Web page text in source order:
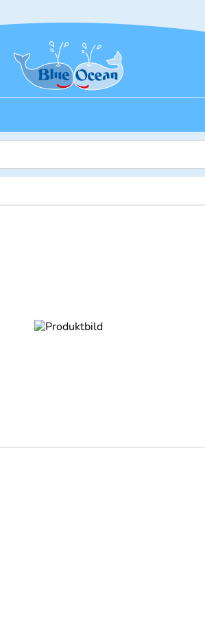
Startseite